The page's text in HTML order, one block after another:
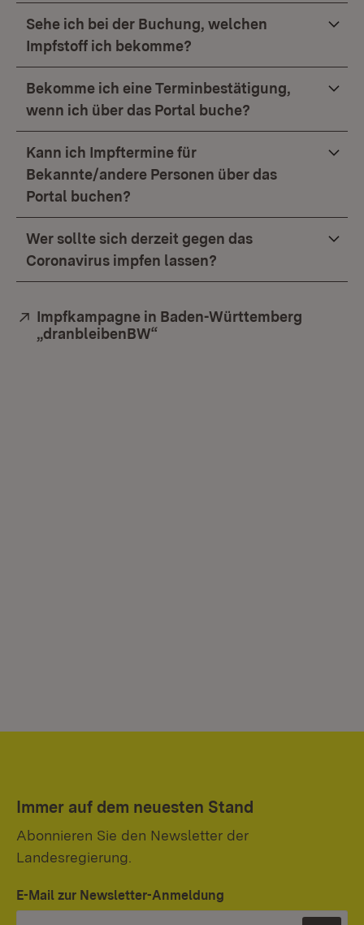
Sehe ich bei der Buchung, welchen
Impfstoff ich bekomme?
Bekomme ich eine Terminbestätigung,
wenn ich über das Portal buche?
Kann ich Impftermine für
Bekannte/andere Personen über das
Portal buchen?
Wer sollte sich derzeit gegen das
Coronavirus impfen lassen?
Extern:
Impfkampagne in Baden-Württemberg
„dranbleibenBW“
Immer auf dem neuesten Stand
Abonnieren Sie den Newsletter der
Landesregierung.
E-Mail zur Newsletter-Anmeldung